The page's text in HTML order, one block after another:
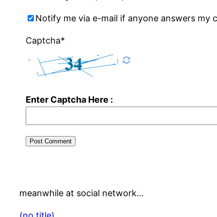
Notify me via e-mail if anyone answers my
Captcha*
Enter Captcha Here :
meanwhile at social network…